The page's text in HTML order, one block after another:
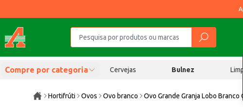
Compre por categoria Cervejas Bulnez
Hortifrúti Ovos Ovo branco Ovo Grande Granja Lobo Branco